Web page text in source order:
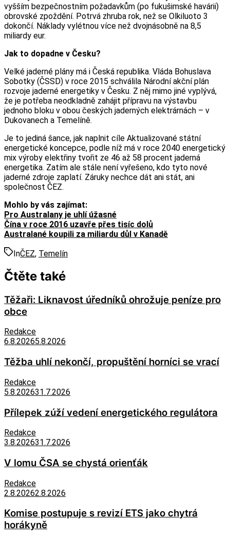
vyšším bezpečnostním požadavkům (po fukušimské havárii)
obrovské zpoždění. Potrvá zhruba rok, než se Olkiluoto 3
dokončí. Náklady vylétnou více než dvojnásobně na 8,5
miliardy eur.
Jak to dopadne v Česku?
Velké jaderné plány má i Česká republika. Vláda Bohuslava
Sobotky (ČSSD) v roce 2015 schválila Národní akční plán
rozvoje jaderné energetiky v Česku. Z něj mimo jiné vyplývá,
že je potřeba neodkladně zahájit přípravu na výstavbu
jednoho bloku v obou českých jaderných elektrárnách – v
Dukovanech a Temelíně.
Je to jediná šance, jak naplnit cíle Aktualizované státní
energetické koncepce, podle níž má v roce 2040 energetický
mix výroby elektřiny tvořit ze 46 až 58 procent jaderná
energetika. Zatím ale stále není vyřešeno, kdo tyto nové
jaderné zdroje zaplatí. Záruky nechce dát ani stát, ani
společnost ČEZ.
Mohlo by vás zajímat:
Pro Australany je uhlí úžasné
Čína v roce 2016 uzavře přes tisíc dolů
Australané koupili za miliardu důl v Kanadě
InČEZ, Temelín
Čtěte také
Těžaři: Liknavost úředníků ohrožuje peníze pro
obce
Redakce
6.8.20265.8.2026
Těžba uhlí nekončí, propuštění horníci se vrací
Redakce
5.8.202631.7.2026
Přílepek zúží vedení energetického regulátora
Redakce
3.8.202631.7.2026
V lomu ČSA se chystá orienťák
Redakce
2.8.20262.8.2026
Komise postupuje s revizí ETS jako chytrá
horákyně